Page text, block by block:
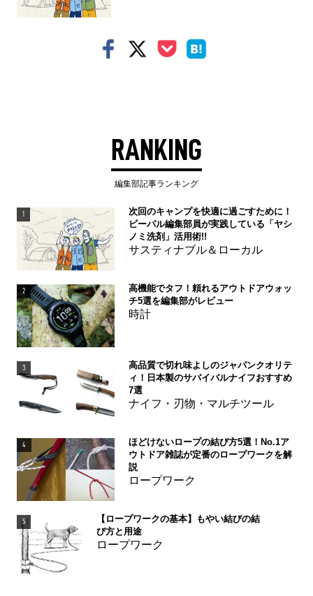
RANKING
編集部記事ランキング
1
次回のキャンプを快適に過ごすために！
ビーパル編集部員が実践している「ヤシ
ノミ洗剤」活用術!!
サスティナブル＆ローカル
2
高機能でタフ！頼れるアウトドアウォッ
チ5選を編集部がレビュー
時計
3
高品質で切れ味よしのジャパンクオリテ
ィ！日本製のサバイバルナイフおすすめ
7選
ナイフ・刃物・マルチツール
4
ほどけないロープの結び方5選！No.1ア
ウトドア雑誌が定番のロープワークを解
説
ロープワーク
5
【ロープワークの基本】もやい結びの結
び方と用途
ロープワーク